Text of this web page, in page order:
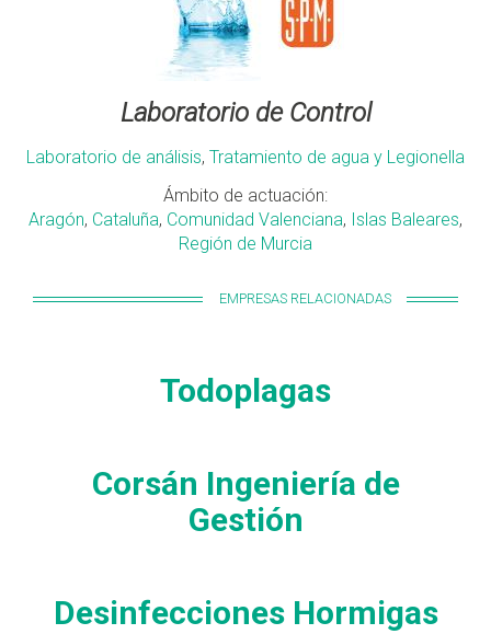
Laboratorio de Control
Laboratorio de análisis, Tratamiento de agua y Legionella
Ámbito de actuación:
Aragón, Cataluña, Comunidad Valenciana, Islas Baleares,
Región de Murcia
EMPRESAS RELACIONADAS
Todoplagas
Corsán Ingeniería de
Gestión
Desinfecciones Hormigas